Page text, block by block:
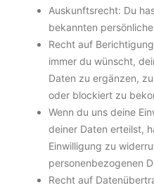
Auskunftsrecht: Du
bekannten
Recht auf
immer du wünscht,
Daten zu ergänzen,
oder blockiert zu
Wenn du uns deine
deiner Daten erteilst,
Einwilligung zu
personenbezogenen
Recht auf